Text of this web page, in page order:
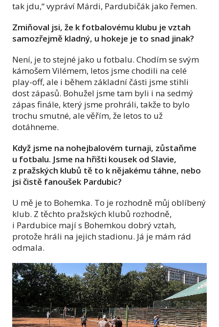
tak jdu,“ vypráví Márdi, Pardubičák jako řemen.
Zmiňoval jsi, že k fotbalovému klubu je vztah
samozřejmě kladný, u hokeje je to snad jinak?
Není, je to stejné jako u fotbalu. Chodím se svým
kámošem Vilémem, letos jsme chodili na celé
play-off, ale i během základní části jsme stihli
dost zápasů. Bohužel jsme tam byli i na sedmý
zápas finále, který jsme prohráli, takže to bylo
trochu smutné, ale věřím, že letos to už
dotáhneme.
Když jsme na nohejbalovém turnaji, zůstaňme
u fotbalu. Jsme na hřišti kousek od Slavie,
z pražských klubů tě to k nějakému táhne, nebo
jsi čistě fanoušek Pardubic?
U mě je to Bohemka. To je rozhodně můj oblíbený
klub. Z těchto pražských klubů rozhodně,
i Pardubice mají s Bohemkou dobrý vztah,
protože hráli na jejich stadionu. Já je mám rád
odmala.